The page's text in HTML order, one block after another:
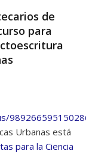
de
para
Urbanas está
para la Ciencia